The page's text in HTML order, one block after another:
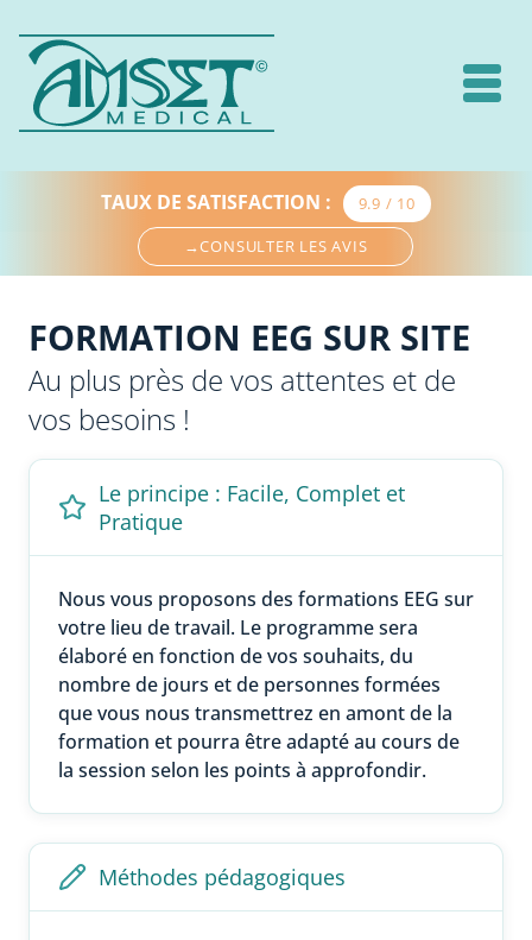
TAUX DE SATISFACTION :
9.9 / 10
→CONSULTER LES AVIS
FORMATION EEG SUR SITE
Au plus près de vos attentes et de
vos besoins !
Le principe : Facile, Complet et
Pratique
Nous vous proposons des formations EEG sur
votre lieu de travail. Le programme sera
élaboré en fonction de vos souhaits, du
nombre de jours et de personnes formées
que vous nous transmettrez en amont de la
formation et pourra être adapté au cours de
la session selon les points à approfondir.
Méthodes pédagogiques